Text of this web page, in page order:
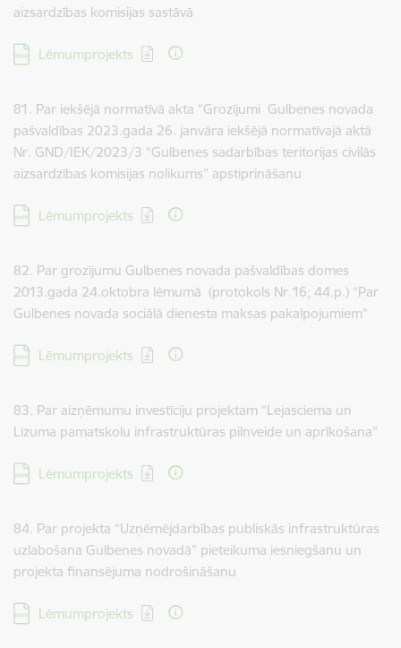
aizsardzības komisijas sastāvā
Lejupielādēt:
Lēmumprojekts
81. Par iekšējā normatīvā akta “Grozījumi Gulbenes novada
pašvaldības 2023.gada 26. janvāra iekšējā normatīvajā aktā
Nr. GND/IEK/2023/3 “Gulbenes sadarbības teritorijas civilās
aizsardzības komisijas nolikums” apstiprināšanu
Lejupielādēt:
Lēmumprojekts
82. Par grozījumu Gulbenes novada pašvaldības domes
2013.gada 24.oktobra lēmumā (protokols Nr.16; 44.p.) “Par
Gulbenes novada sociālā dienesta maksas pakalpojumiem”
Lejupielādēt:
Lēmumprojekts
83. Par aizņēmumu investīciju projektam “Lejasciema un
Lizuma pamatskolu infrastruktūras pilnveide un aprīkošana”
Lejupielādēt:
Lēmumprojekts
84. Par projekta “Uzņēmējdarbības publiskās infrastruktūras
uzlabošana Gulbenes novadā” pieteikuma iesniegšanu un
projekta finansējuma nodrošināšanu
Lejupielādēt:
Lēmumprojekts